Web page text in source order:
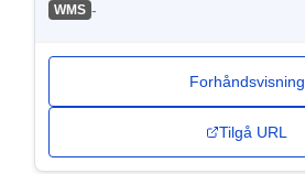
WMS -
Forhåndsvisning
Tilgå URL